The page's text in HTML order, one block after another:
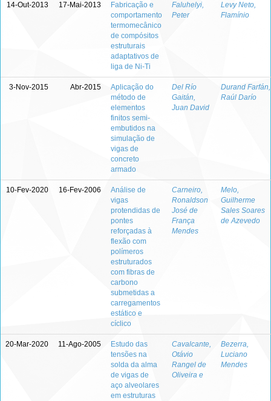
14-Out-2013 17-Mai-2013
Fabricação e
comportamento
termomecânico
de compósitos
estruturais
adaptativos de
liga de Ni-Ti
Faluhelyi,
Peter
Levy Neto,
Flamínio
3-Nov-2015 Abr-2015
Aplicação do
método de
elementos
finitos semi-
embutidos na
simulação de
vigas de
concreto
armado
Del Río
Gaitán,
Juan David
Durand Farfán,
Raúl Darío
10-Fev-2020 16-Fev-2006
Análise de
vigas
protendidas de
pontes
reforçadas à
flexão com
polímeros
estruturados
com fibras de
carbono
submetidas a
carregamentos
estático e
cíclico
Carneiro,
Ronaldson
José de
França
Mendes
Melo,
Guilherme
Sales Soares
de Azevedo
20-Mar-2020 11-Ago-2005
Estudo das
tensões na
solda da alma
de vigas de
aço alveolares
em estruturas
Cavalcante,
Otávio
Rangel de
Oliveira e
Bezerra,
Luciano
Mendes